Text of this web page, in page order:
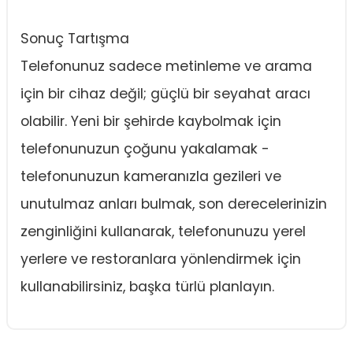
Sonuç Tartışma
Telefonunuz sadece metinleme ve arama
için bir cihaz değil; güçlü bir seyahat aracı
olabilir. Yeni bir şehirde kaybolmak için
telefonunuzun çoğunu yakalamak -
telefonunuzun kameranızla gezileri ve
unutulmaz anları bulmak, son derecelerinizin
zenginliğini kullanarak, telefonunuzu yerel
yerlere ve restoranlara yönlendirmek için
kullanabilirsiniz, başka türlü planlayın.